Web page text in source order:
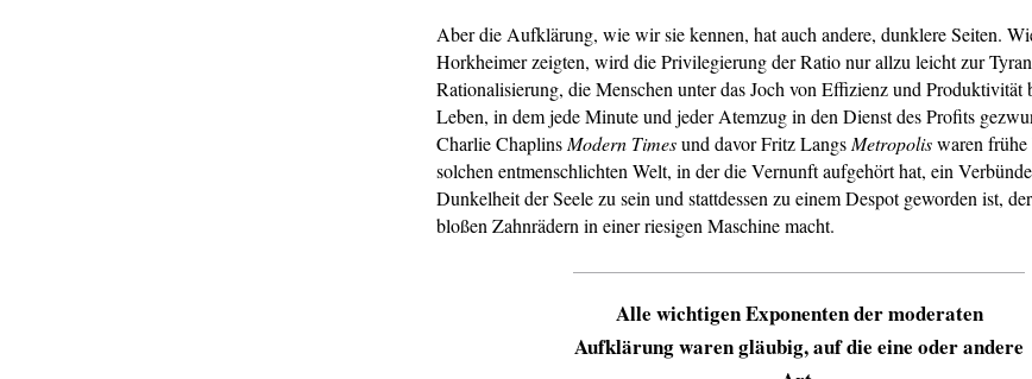
Aber die Aufklärung, wie wir sie kennen, hat auch andere, dunklere Seiten.
Horkheimer zeigten, wird die Privilegierung der Ratio nur allzu leicht zur
Rationalisierung, die Menschen unter das Joch von Effizienz und Produktivität
Leben, in dem jede Minute und jeder Atemzug in den Dienst des Profits
Charlie Chaplins Modern Timesund davor Fritz Langs Metropoliswaren
solchen entmenschlichten Welt, in der die Vernunft aufgehört hat, ein
Dunkelheit der Seele zu sein und stattdessen zu einem Despot geworden ist,
bloßen Zahnrädern in einer riesigen Maschine macht.
Alle wichtigen Exponenten der moderaten
Aufklärung waren gläubig, auf die eine oder andere